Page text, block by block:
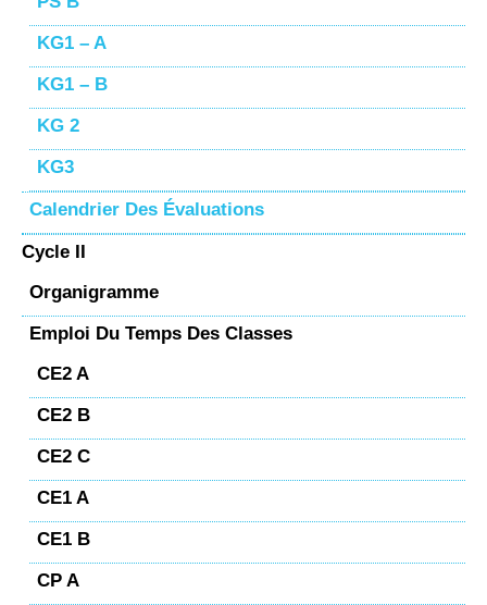
KG1 – A
KG1 – B
KG 2
KG3
Calendrier Des Évaluations
Cycle II
Organigramme
Emploi Du Temps Des Classes
CE2 A
CE2 B
CE2 C
CE1 A
CE1 B
CP A